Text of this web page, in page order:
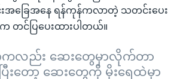
အခြေအနေ ရန်ကုန်ကလာတဲ့ သတင်းပေး
တင်ပြပေးထားပါတယ်။
လည်း ဆေးတွေမှာလိုက်တာ
ြီးတော့ ဆေးတွေကို မိုးရေထဲမှာ